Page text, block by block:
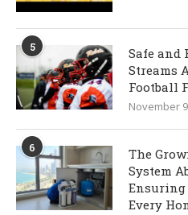
5
Safe and
Streams
Football
November
6
The
System
Ensuring
Every